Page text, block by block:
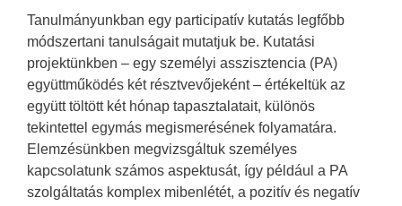
Tanulmányunkban egy participatív kutatás legfőbb
módszertani tanulságait mutatjuk be. Kutatási
projektünkben – egy személyi asszisztencia (PA)
együttműködés két résztvevőjeként – értékeltük az
együtt töltött két hónap tapasztalatait, különös
tekintettel egymás megismerésének folyamatára.
Elemzésünkben megvizsgáltuk személyes
kapcsolatunk számos aspektusát, így például a PA
szolgáltatás komplex mibenlétét, a pozitív és negatív